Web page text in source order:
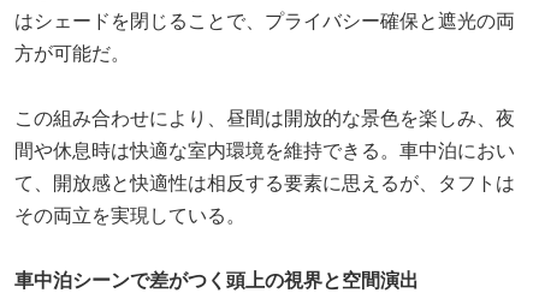
はシェードを閉じることで、プライバシー確保と遮光の両
方が可能だ。
この組み合わせにより、昼間は開放的な景色を楽しみ、夜
間や休息時は快適な室内環境を維持できる。車中泊におい
て、開放感と快適性は相反する要素に思えるが、タフトは
その両立を実現している。
車中泊シーンで差がつく頭上の視界と空間演出